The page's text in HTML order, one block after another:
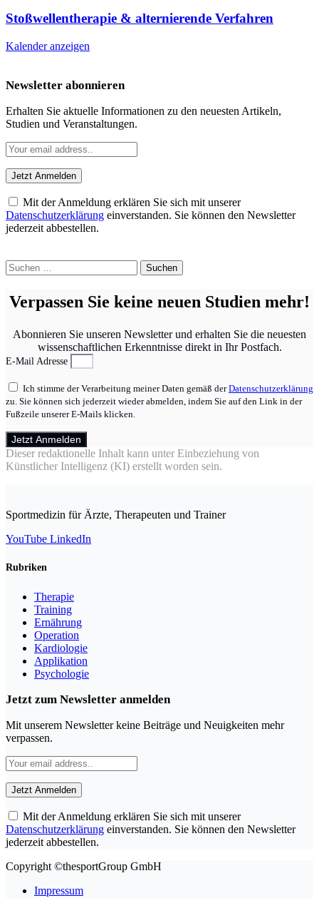
Stoßwellentherapie & alternierende Verfahren
Kalender anzeigen
Newsletter abonnieren
Erhalten Sie aktuelle Informationen zu den neuesten Artikeln,
Studien und Veranstaltungen.
Mit der Anmeldung erklären Sie sich mit unserer
Datenschutzerklärung einverstanden. Sie können den Newsletter
jederzeit abbestellen.
Suchen
nach:
Verpassen Sie keine neuen Studien mehr!
Abonnieren Sie unseren Newsletter und erhalten Sie die neuesten
wissenschaftlichen Erkenntnisse direkt in Ihr Postfach.
E-Mail Adresse
Ich stimme der Verarbeitung meiner Daten gemäß derDatenschutzerklärung
zu. Sie können sich jederzeit wieder abmelden, indem Sie auf den Link in der
Fußzeile unserer E-Mails klicken.
Jetzt Anmelden
Dieser redaktionelle Inhalt kann unter Einbeziehung von
Künstlicher Intelligenz (KI) erstellt worden sein.
Sportmedizin für Ärzte, Therapeuten und Trainer
YouTube LinkedIn
Rubriken
Therapie
Training
Ernährung
Operation
Kardiologie
Applikation
Psychologie
Jetzt zum Newsletter anmelden
Mit unserem Newsletter keine Beiträge und Neuigkeiten mehr
verpassen.
Mit der Anmeldung erklären Sie sich mit unserer
Datenschutzerklärung einverstanden. Sie können den Newsletter
jederzeit abbestellen.
Copyright ©thesportGroup GmbH
Impressum